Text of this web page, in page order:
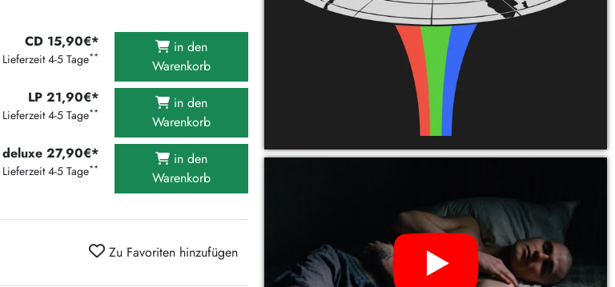
BMG Aktion
Music on Vinyl-Aktion
375 Aktion Vinyl Q3 2026
Clouds Hill & Broken Silence-Sommer-Aktion
FLIGHT 13 REC. SALE
CD 15,90€*
Lieferzeit 4-5 Tage**
in den
Warenkorb
LP 21,90€*
Lieferzeit 4-5 Tage**
in den
Warenkorb
deluxe 27,90€*
Lieferzeit 4-5 Tage**
in den
Warenkorb
Zu Favoriten hinzufügen